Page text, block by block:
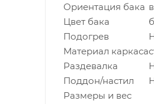
Ориентация бака
Цвет бака
Подогрев
Материал каркаса
Раздевалка
Поддон/настил
Размеры и вес